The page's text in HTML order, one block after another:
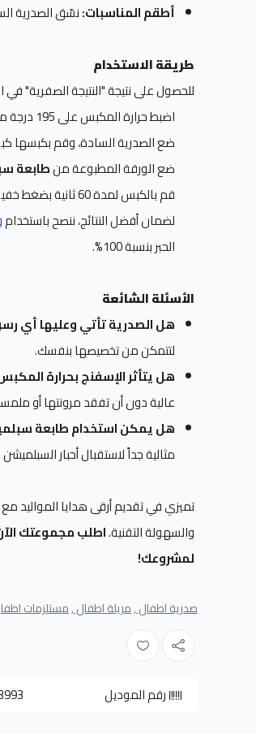
أطقم المناسبات:نسّق الصدرية
طريقة الاستخدام
للحصول على نتيجة "النتيجة الصفرية"
اضبط حرارة المكبس على 195 درجة مئوية.
ضع الصدرية السادة، وقم بكبسها كبسة خفيفة (3 ثوانٍ)
ضع الورقة المطبوعة منطابعة
قم بالكبس لمدة 60 ثانية بضغط خفيف (لحماية الإسفنج من الانضغاط الزائد).
لضمان أفضل النتائج، ننصح باستخدام
الحبر بنسبة 100%.
الأسئلة الشائعة
هل الصدرية تأتي وعليها أي
لتتمكن من تخصيصها بنفسك.
هل يتأثر الإسفنج بحرارة
عالية دون أن تفقد مرونتها أو
هل يمكن استخدام طابعة
مثالية جداً لاستقبال أحبار
تميزي في تقديم أرقى هدايا المواليد
والسهولة التقنية.اطلب مجموعتك
لمشروعك!
صدرية اطفال ,مريلة اطفال ,مستلزمات
رقم الموديل